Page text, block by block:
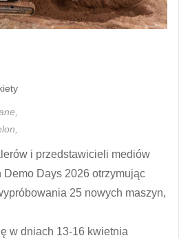
i przedstawicieli mediów
Demo Days 2026 otrzymując
25 nowych maszyn,
w dniach 13-16 kwietnia